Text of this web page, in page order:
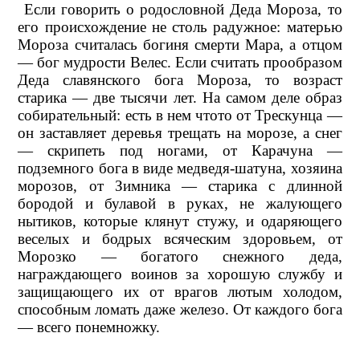
Если говорить о родословной Деда Мороза, то
его происхождение не столь радужное: матерью
Мороза считалась богиня смерти Мара, а отцом
— бог мудрости Велес. Если считать прообразом
Деда славянского бога Мороза, то возраст
старика — две тысячи лет. На самом деле образ
собирательный: есть в нем чтото от Трескунца —
он заставляет деревья трещать на морозе, а снег
— скрипеть под ногами, от Карачуна —
подземного бога в виде медведя-шатуна, хозяина
морозов, от Зимника — старика с длинной
бородой и булавой в руках, не жалующего
нытиков, которые клянут стужу, и одаряющего
веселых и бодрых всяческим здоровьем, от
Морозко — богатого снежного деда,
награждающего воинов за хорошую службу и
защищающего их от врагов лютым холодом,
способным ломать даже железо. От каждого бога
— всего понемножку.